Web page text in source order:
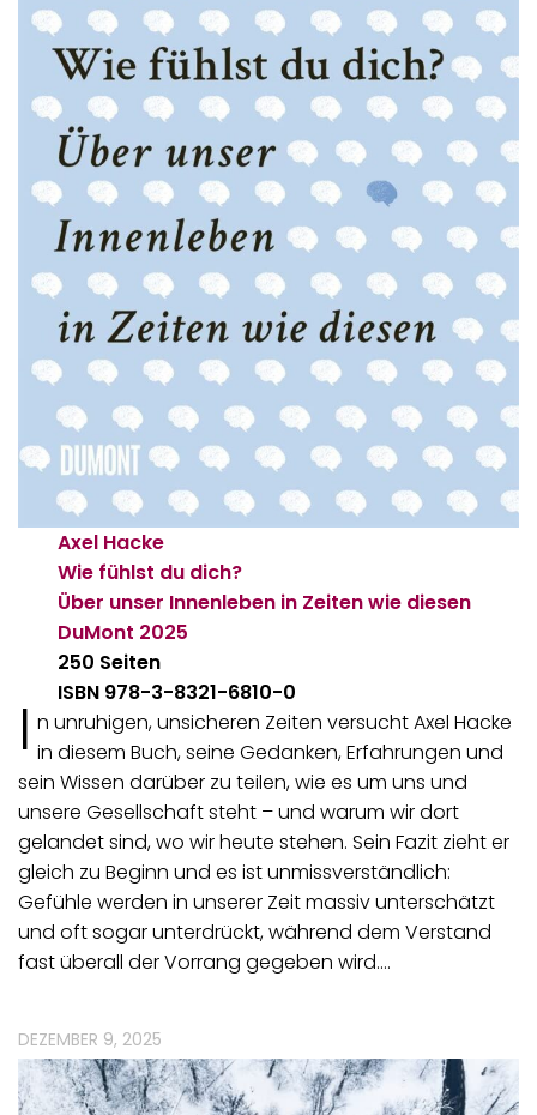
Axel Hacke
Wie fühlst du dich?
Über unser Innenleben in Zeiten wie diesen
DuMont 2025
250 Seiten
ISBN 978-3-8321-6810-0
I n unruhigen, unsicheren Zeiten versucht Axel Hacke
in diesem Buch, seine Gedanken, Erfahrungen und
sein Wissen darüber zu teilen, wie es um uns und
unsere Gesellschaft steht – und warum wir dort
gelandet sind, wo wir heute stehen. Sein Fazit zieht er
gleich zu Beginn und es ist unmissverständlich:
Gefühle werden in unserer Zeit massiv unterschätzt
und oft sogar unterdrückt, während dem Verstand
fast überall der Vorrang gegeben wird.…
DEZEMBER 9, 2025